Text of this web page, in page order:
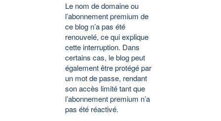
Le nom de domaine ou
l’abonnement premium de
ce blog n’a pas été
renouvelé, ce qui explique
cette interruption. Dans
certains cas, le blog peut
également être protégé par
un mot de passe, rendant
son accès limité tant que
l’abonnement premium n’a
pas été réactivé.